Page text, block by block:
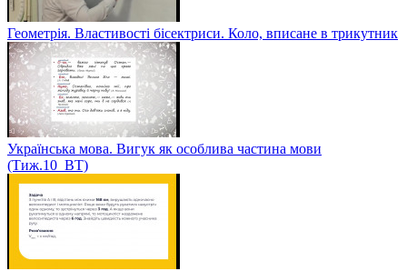
Геометрія. Властивості бісектриси. Коло, вписане в трикутник
Українська мова. Вигук як особлива частина мови
(Тиж.10_ВТ)